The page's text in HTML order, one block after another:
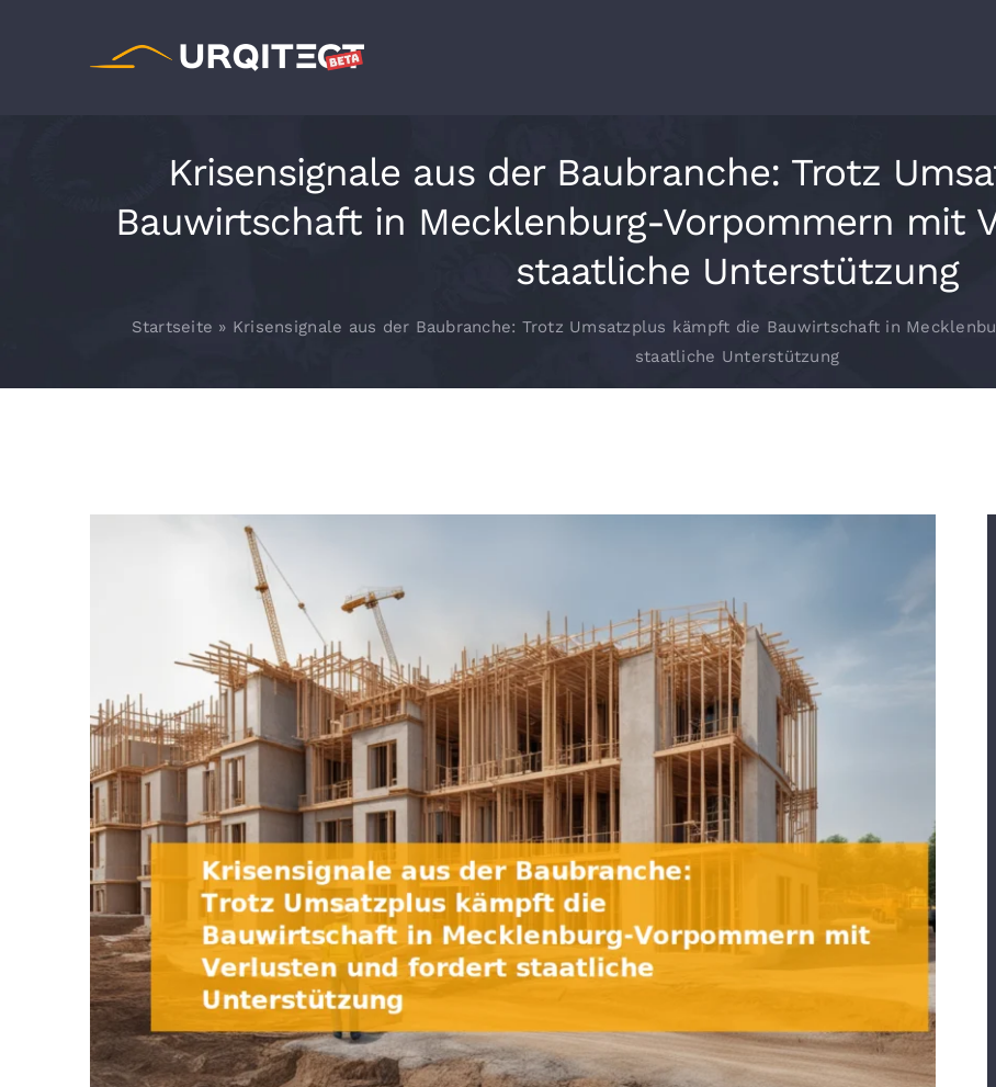
Krisensignale aus der Baubranche: Trotz
Bauwirtschaft in Mecklenburg-Vorpommern mit
staatliche Unterstützung
Startseite » Krisensignale aus der Baubranche: Trotz Umsatzplus kämpft die Bauwirtschaft in
staatliche Unterstützung